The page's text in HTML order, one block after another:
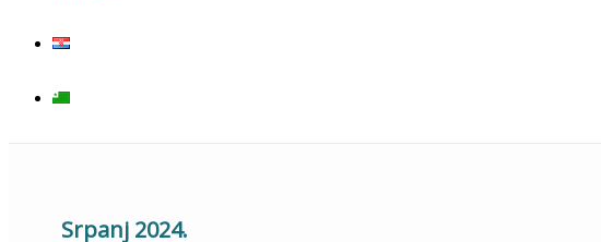
Srpanj 2024.